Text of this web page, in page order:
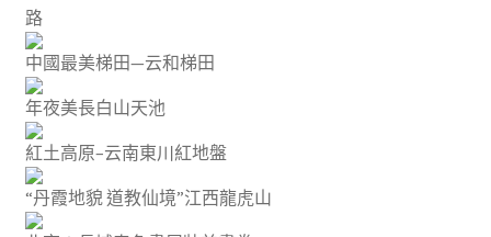
路
中國最美梯田—云和梯田
年夜美長白山天池
紅土高原–云南東川紅地盤
“丹霞地貌 道教仙境”江西龍虎山